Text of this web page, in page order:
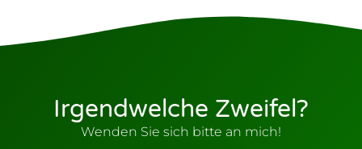
Irgendwelche Zweifel?
Wenden Sie sich bitte an mich!